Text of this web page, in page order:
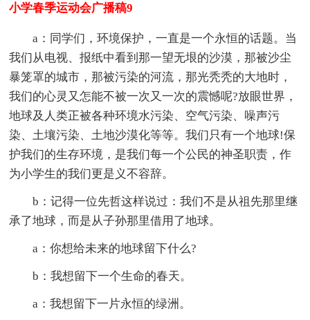
小学春季运动会广播稿9
a：同学们，环境保护，一直是一个永恒的话题。当
我们从电视、报纸中看到那一望无垠的沙漠，那被沙尘
暴笼罩的城市，那被污染的河流，那光秃秃的大地时，
我们的心灵又怎能不被一次又一次的震憾呢?放眼世界，
地球及人类正被各种环境水污染、空气污染、噪声污
染、土壤污染、土地沙漠化等等。我们只有一个地球!保
护我们的生存环境，是我们每一个公民的神圣职责，作
为小学生的我们更是义不容辞。
b：记得一位先哲这样说过：我们不是从祖先那里继
承了地球，而是从子孙那里借用了地球。
a：你想给未来的地球留下什么?
b：我想留下一个生命的春天。
a：我想留下一片永恒的绿洲。